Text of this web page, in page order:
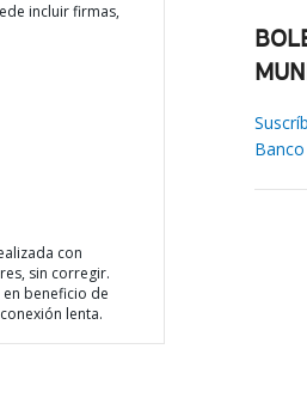
incluir firmas,
con
sin corregir.
en beneficio de
lenta.